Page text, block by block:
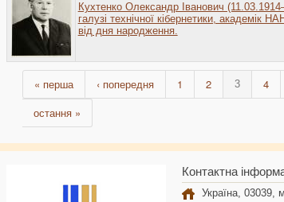
Кухтенко Олександр Іванович
галузі технічної кібернетики, академік
від дня народження.
« перша ‹ попередня 1 2 3 4
остання »
Контактна
Україна, 03039,